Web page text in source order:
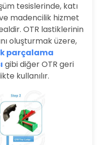
tesislerinde, katı
madencilik hizmet
OTR lastiklerinin
oluşturmak üzere,
parçalama
gibi diğer OTR geri
kullanılır.